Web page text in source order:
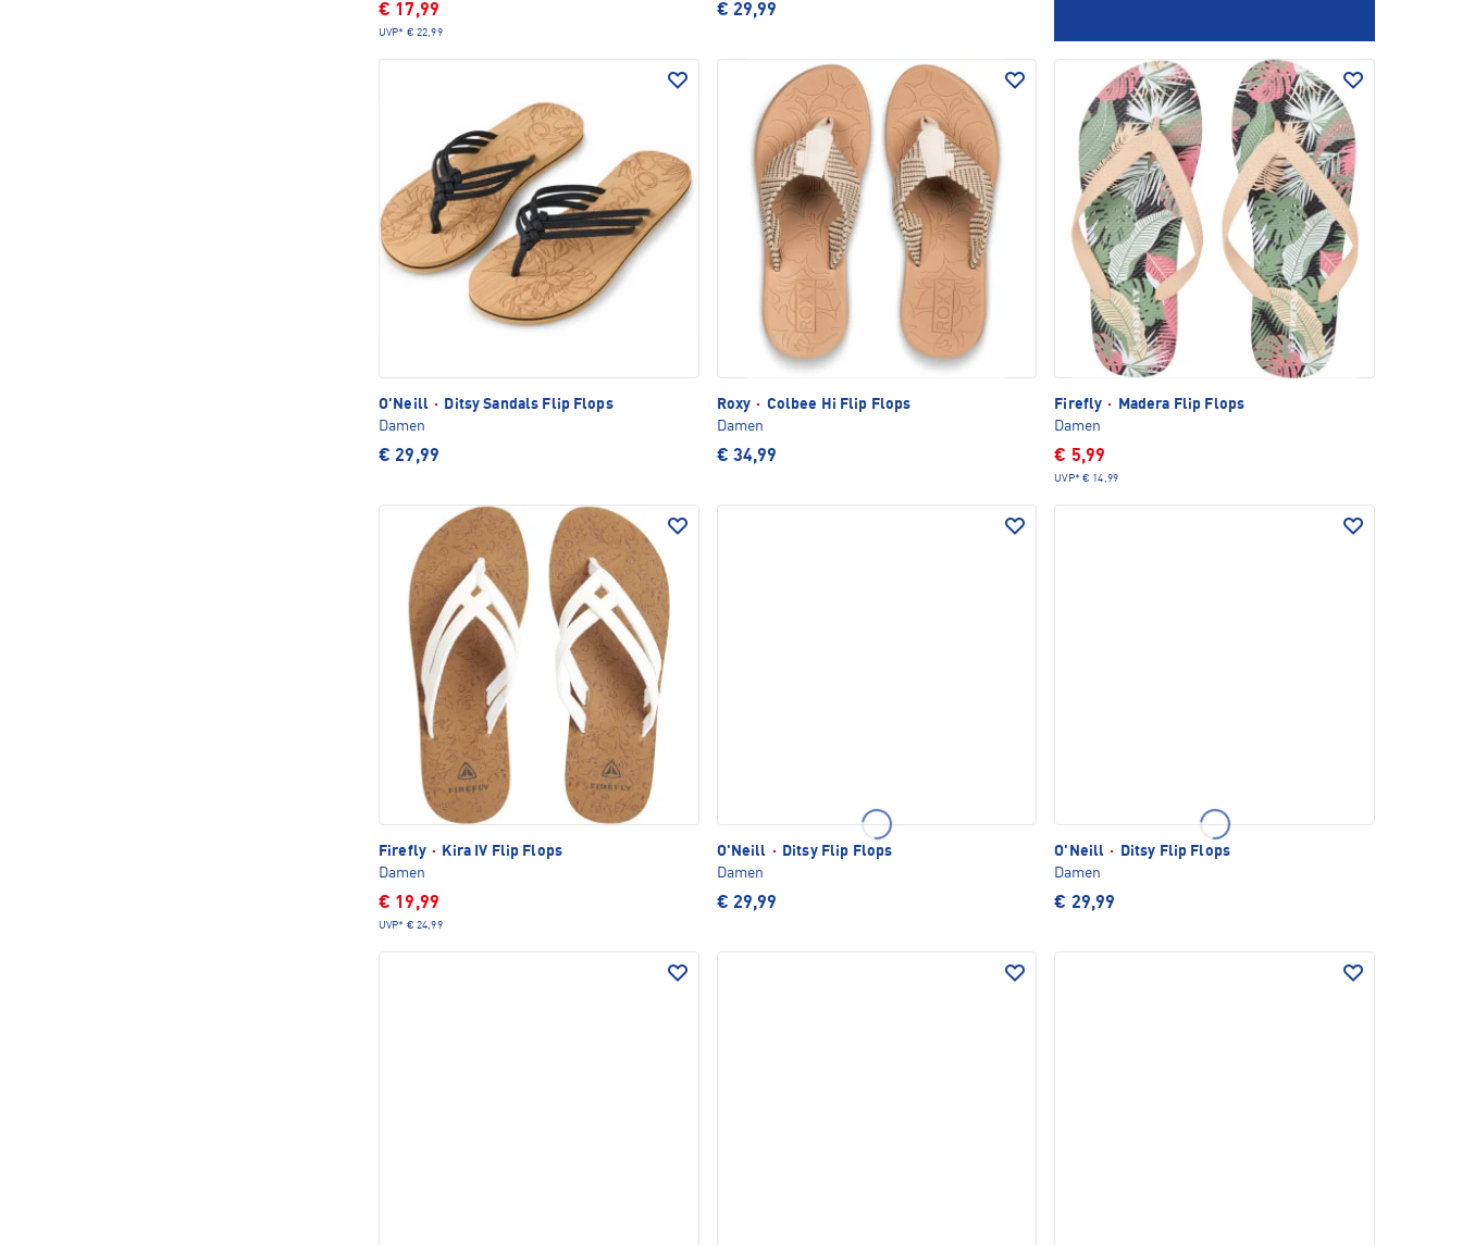
€ 17,99
UVP* € 22,99
€ 29,99
O'Neill ·
Ditsy Sandals Flip Flops
Damen
€ 29,99
Roxy · Colbee Hi Flip Flops
Damen
€ 34,99
Firefly ·
Madera Flip Flops
Damen
€ 5,99
UVP* € 14,99
Firefly ·
Kira IV Flip Flops
Damen
€ 19,99
UVP* € 24,99
O'Neill ·
Ditsy Flip Flops
Damen
€ 29,99
O'Neill ·
Ditsy Flip Flops
Damen
€ 29,99